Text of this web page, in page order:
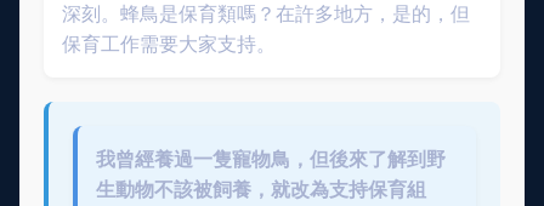
深刻。蜂鳥是保育類嗎？在許多地方，是的，但
保育工作需要大家支持。
我曾經養過一隻寵物鳥，但後來了解到野
生動物不該被飼養，就改為支持保育組